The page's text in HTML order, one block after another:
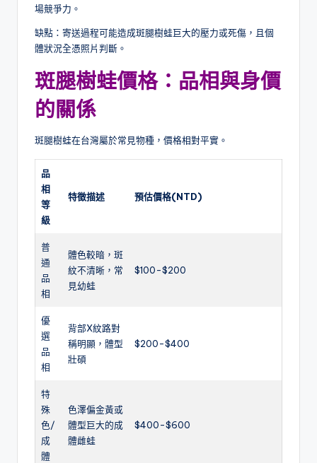
場競爭力。
缺點：寄送過程可能造成斑腿樹蛙巨大的壓力或死傷，且個
體狀況全憑照片判斷。
斑腿樹蛙價格：品相與身價
的關係
斑腿樹蛙在台灣屬於常見物種，價格相對平實。
品
相
等
級
特徵描述 預估價格(NTD)
普
通
品
相
體色較暗，斑
紋不清晰，常
見幼蛙
$100-$200
優
選
品
相
背部X紋路對
稱明顯，體型
壯碩
$200-$400
特
殊
色/
成
體
色澤偏金黃或
體型巨大的成
體雌蛙
$400-$600